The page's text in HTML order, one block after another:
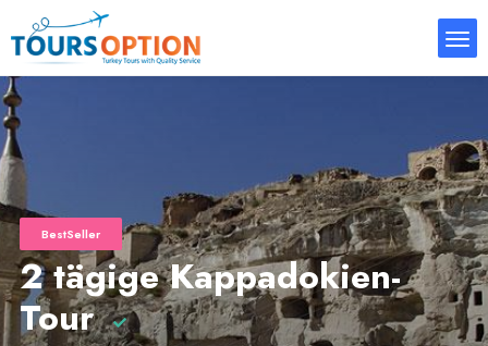
BestSeller
2 tägige Kappadokien-
Tour